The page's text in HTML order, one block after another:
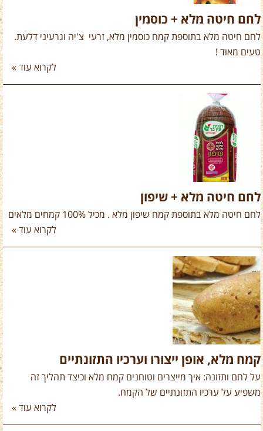
לחם חיטה מלא + כוסמין
לחם חיטה מלא בתוספת קמח כוסמין מלא, זרעי צ'יה וגרעיני דלעת.
טעים מאוד !
לקרוא עוד »
לחם חיטה מלא + שיפון
לחם חיטה מלא בתוספת קמח שיפון מלא . מכיל 100% קמחים מלאים
לקרוא עוד »
קמח מלא, אופן ייצורו וערכיו התזונתיים
על לחם ותזונה: איך מייצרים וטוחנים קמח מלא וכיצד תהליך זה
משפיע על ערכיו התזונתיים של הקמח.
לקרוא עוד »